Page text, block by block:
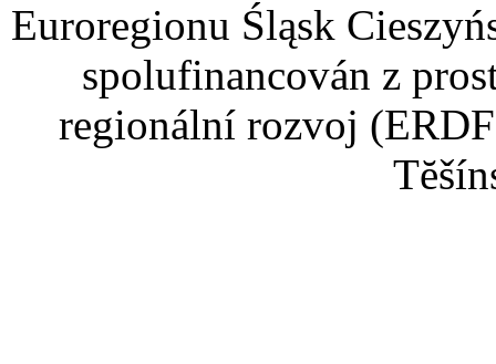
Euroregionu Śląsk
spolufinancován z
regionální rozvoj